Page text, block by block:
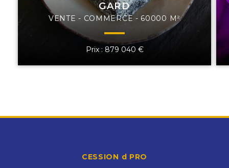
GARD
VENTE - COMMERCE - 60000 M²
Prix : 879 040 €
CESSION d PRO